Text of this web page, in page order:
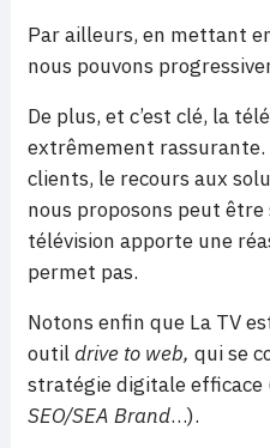
Par ailleurs, en mettant
nous pouvons
De plus, et c’est clé, la
extrêmement rassurante.
clients, le recours aux
nous proposons peut être
télévision apporte une
permet pas.
Notons enfin que La TV
outildrive to web, qui se
stratégie digitale efficace
SEO/SEA Brand…).